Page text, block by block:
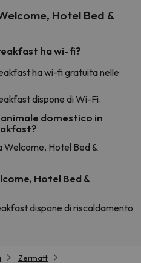
Hotel Bed &
ha wi-fi?
ha wi-fi gratuita nelle
dispone di Wi-Fi.
domestico in
Welcome, Hotel Bed &
Hotel Bed &
dispone di riscaldamento
Zermatt